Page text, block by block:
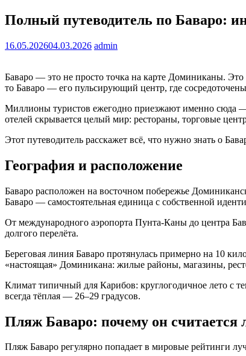
Полный путеводитель по Баваро:
16.05.202604.03.2026 admin
Баваро — это не просто точка на карте Доминиканы.
то Баваро — его пульсирующий центр, где
Миллионы туристов ежегодно приезжают именно сюда
отелей скрывается целый мир: рестораны, торговые
Этот путеводитель расскажет всё, что нужно знать о
География и расположение
Баваро расположен на восточном побережье
Баваро — самостоятельная единица с собственной
От международного аэропорта Пунта-Каны до центра
долгого перелёта.
Береговая линия Баваро протянулась примерно на 10
«настоящая» Доминикана: жилые районы, магазины,
Климат типичный для Карибов: круглогодичное лето с
всегда тёплая — 26–29 градусов.
Пляж Баваро: почему он
Пляж Баваро регулярно попадает в мировые рейтинги